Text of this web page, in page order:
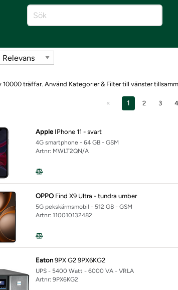
10000 träffar. Använd Kategorier & Filter till vänster
1 2 3 4
Apple IPhone 11 - svart
4G smartphone - 64 GB - GSM
Artnr: MWLT2QN/A
OPPO Find X9 Ultra - tundra umber
5G pekskärmsmobil - 512 GB - GSM
Artnr: 110010132482
Eaton 9PX G2 9PX6KG2
UPS - 5400 Watt - 6000 VA - VRLA
Artnr: 9PX6KG2